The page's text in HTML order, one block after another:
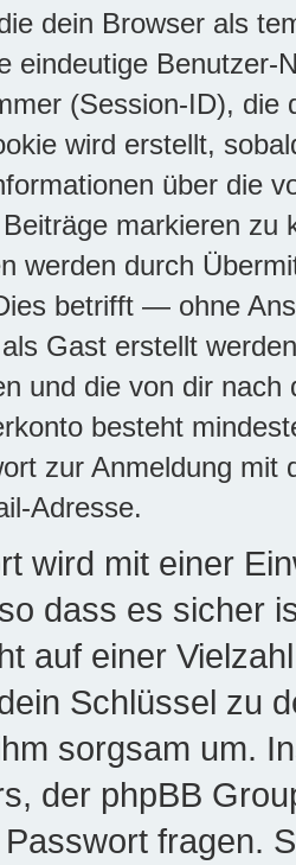
dein Browser als
eindeutige
(Session-ID), die
wird erstellt,
über die
markieren zu
werden durch
betrifft — ohne
Gast erstellt
und die von dir
besteht
zur Anmeldung mit
Adresse.
wird mit einer
dass es sicher
auf einer
Schlüssel zu
sorgsam um.
der phpBB
fragen.